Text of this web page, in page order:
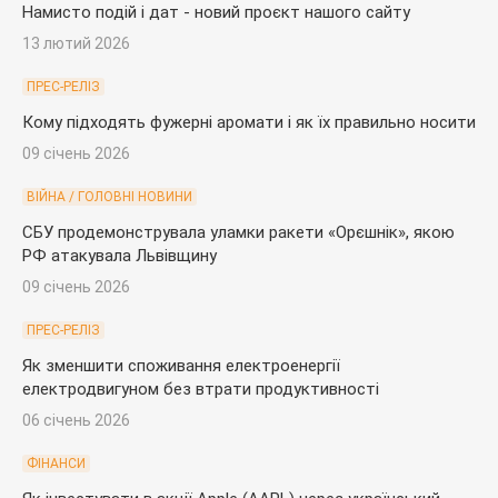
Намисто подій і дат - новий проєкт нашого сайту
13 лютий 2026
ПРЕС-РЕЛІЗ
Кому підходять фужерні аромати і як їх правильно носити
09 січень 2026
ВІЙНА / ГОЛОВНІ НОВИНИ
СБУ продемонструвала уламки ракети «Орєшнік», якою
РФ атакувала Львівщину
09 січень 2026
ПРЕС-РЕЛІЗ
Як зменшити споживання електроенергії
електродвигуном без втрати продуктивності
06 січень 2026
ФІНАНСИ